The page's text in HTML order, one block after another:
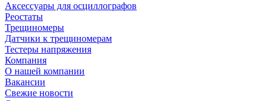
Аксессуары для осциллографов
Реостаты
Трещиномеры
Датчики к трещиномерам
Тестеры напряжения
Компания
О нашей компании
Вакансии
Свежие новости